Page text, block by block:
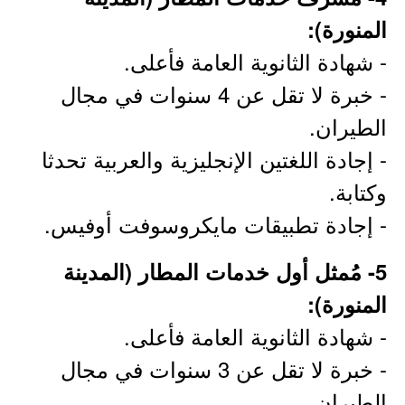
المنورة):
- شهادة الثانوية العامة فأعلى.
- خبرة لا تقل عن 4 سنوات في مجال
الطيران.
- إجادة اللغتين الإنجليزية والعربية تحدثا
وكتابة.
- إجادة تطبيقات مايكروسوفت أوفيس.
5- مُمثل أول خدمات المطار (المدينة
المنورة):
- شهادة الثانوية العامة فأعلى.
- خبرة لا تقل عن 3 سنوات في مجال